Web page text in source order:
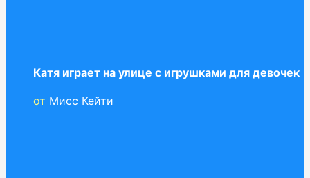
Катя играет на улице с игрушками для девочек
от Мисс Кейти